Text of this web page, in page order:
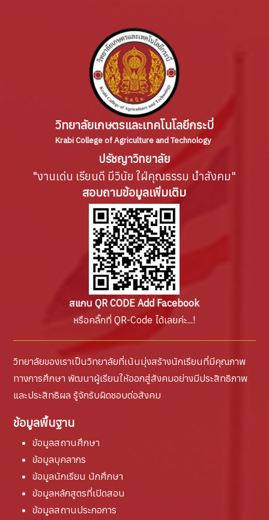
วิทยาลัยเกษตรและเทคโนโลยีกระบี่
Krabi College of Agriculture and Technology
ปรัชญาวิทยาลัย
"งานเด่น เรียนดี มีวินัย ใฝ่คุณธรรม นำสังคม"
สอบถามข้อมูลเพิ่มเติม
สแกน QR CODE Add Facebook
หรือคลิ๊กที่ QR-Code ได้เลยค่ะ...!
วิทยาลัยของเราเป็นวิทยาลัยที่เน้นมุ่งสร้างนักเรียนที่มีคุณภาพ
ทางการศึกษา พัฒนาผู้เรียนให้ออกสู่สังคมอย่างมีประสิทธิภาพ
และประสิทธิผล รู้จักรับผิดชอบต่อสังคม
ข้อมูลพื้นฐาน
ข้อมูลสถานศึกษา
ข้อมูลบุคลากร
ข้อมูลนักเรียน นักศึกษา
ข้อมูลหลักสูตรที่เปิดสอน
ข้อมูลสถานประกอการ